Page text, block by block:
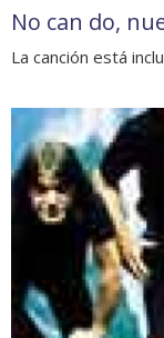
No can do,
La canción está